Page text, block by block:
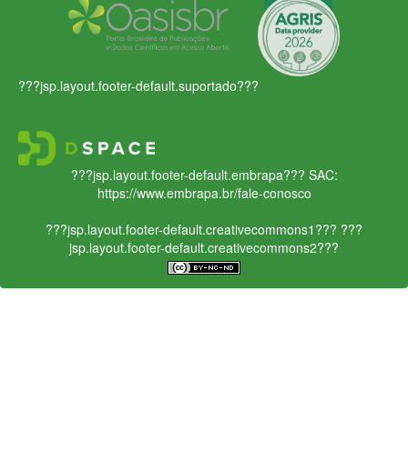
???jsp.layout.footer-default.suportado???
???jsp.layout.footer-default.embrapa??? SAC:
https://www.embrapa.br/fale-conosco
???jsp.layout.footer-default.creativecommons1??? ???
jsp.layout.footer-default.creativecommons2???